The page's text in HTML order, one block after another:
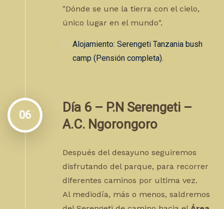
"Dónde se une la tierra con el cielo,
único lugar en el mundo".
Alojamiento: Serengeti Tanzania bush
camp (Pensión completa).
06
Día 6 – P.N Serengeti –
A.C. Ngorongoro
Después del desayuno seguiremos
disfrutando del parque, para recorrer
diferentes caminos por ultima vez.
Al mediodía, más o menos, saldremos